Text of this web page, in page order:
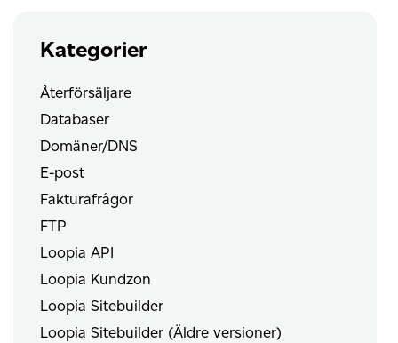
Kategorier
Återförsäljare
Databaser
Domäner/DNS
E-post
Fakturafrågor
FTP
Loopia API
Loopia Kundzon
Loopia Sitebuilder
Loopia Sitebuilder (Äldre versioner)